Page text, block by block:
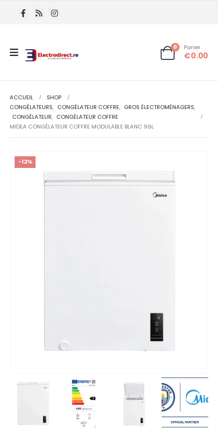
de 20 ans
0 Panier
€0.00
ACCUEIL
SHOP
CONGÉLATEURS, CONGÉLATEUR COFFRE, GROS ÉLECTROMÉNAGERS,
CONGÉLATEUR, CONGÉLATEUR COFFRE
MIDEA CONGÉLATEUR COFFRE MODULABLE BLANC 99L
-12%